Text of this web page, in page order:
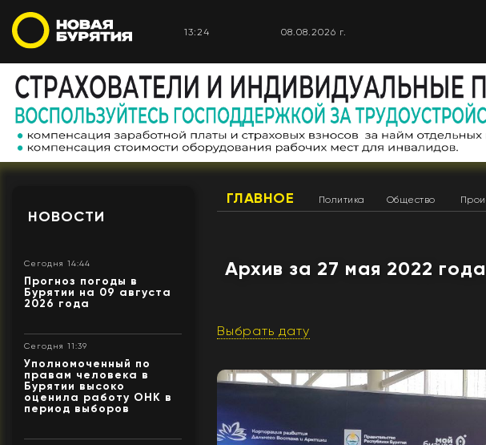
13:24 08.08.2026 г.
НОВОСТИ
Сегодня 14:44
Прогноз погоды в
Бурятии на 09 августа
2026 года
Сегодня 11:39
Уполномоченный по
правам человека в
Бурятии высоко
оценила работу ОНК в
период выборов
ГЛАВНОЕ Политика Общество
Архив за 27 мая 2022 года
Выбрать дату